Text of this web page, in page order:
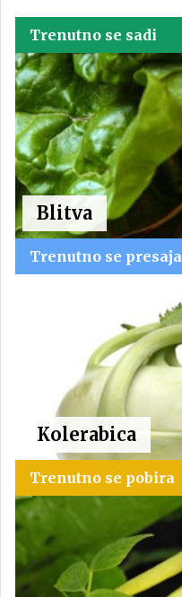
Trenutno se sadi
Blitva
Trenutno se presaja
Kolerabica
Trenutno se pobira